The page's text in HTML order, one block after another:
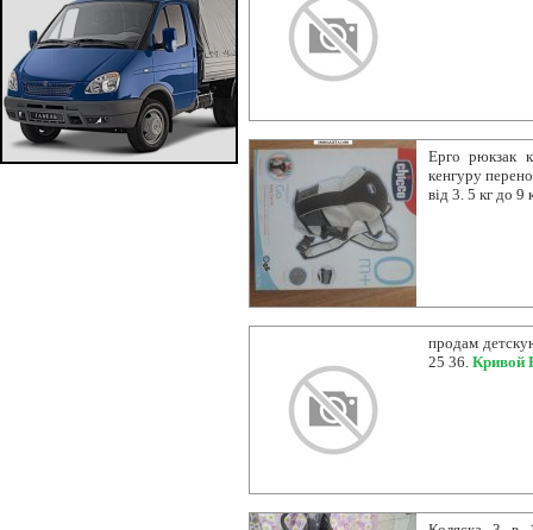
Ерго рюкзак
кенгуру
від 3. 5 кг до
продам
25 36. Кривой